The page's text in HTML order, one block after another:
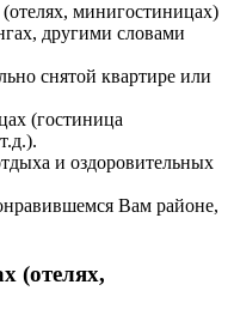
минигостиницах)
другими словами
снятой квартире или
(гостиница
и оздоровительных
Вам районе,
(отелях,